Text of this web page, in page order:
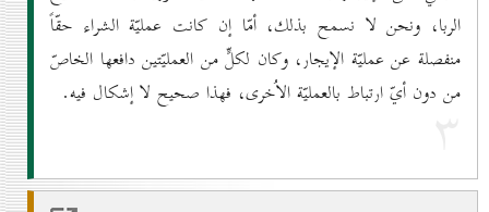
الربا، ونحن لا نسمح بذلك، أمّا إن كانت عمليّة الشراء حقّاً
منفصلة عن عمليّة الإيجار، وكان لكلٍّ من العمليّتين دافعها الخاصّ
من دون أيّ ارتباط بالعمليّة الاُخرى، فهذا صحيح لا إشكال فيه.
۳